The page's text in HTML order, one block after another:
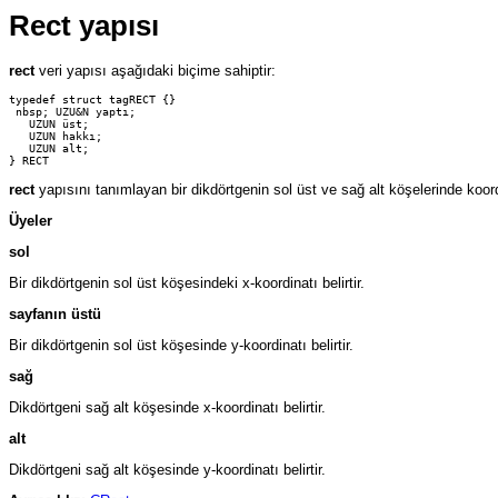
Rect yapısı
rectveri yapısı aşağıdaki biçime sahiptir:
typedef struct tagRECT {}
nbsp; UZU&N yaptı;
UZUN üst;
UZUN hakkı;
UZUN alt;
rectyapısını tanımlayan bir dikdörtgenin sol üst ve sağ alt köşelerinde
Üyeler
sol
Bir dikdörtgenin sol üst köşesindeki x-koordinatı belirtir.
sayfanın üstü
Bir dikdörtgenin sol üst köşesinde y-koordinatı belirtir.
sağ
Dikdörtgeni sağ alt köşesinde x-koordinatı belirtir.
alt
Dikdörtgeni sağ alt köşesinde y-koordinatı belirtir.